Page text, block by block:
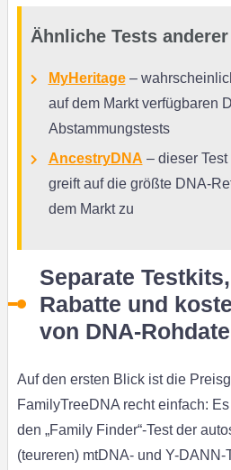
Ähnliche Tests
MyHeritage–
auf dem Markt verfügbaren
Abstammungstests
AncestryDNA – dieser
greift auf die größte DNA-
dem Markt zu
Separate
Rabatte und
von DNA-
Auf den ersten Blick ist die
FamilyTreeDNA recht einfach:
den „Family Finder“-Test der
(teureren) mtDNA- und Y-DANN-